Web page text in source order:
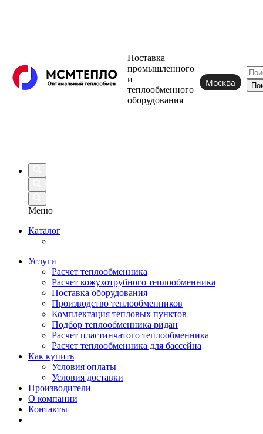
Поставка
промышленного
и
теплообменного
оборудования
Москва
Меню
Каталог
Услуги
Расчет теплообменника
Расчет кожухотрубного теплообменника
Поставка оборудования
Производство теплообменников
Комплектация тепловых пунктов
Подбор теплообменника ридан
Расчет пластинчатого теплообменника
Расчет теплообменника для бассейна
Как купить
Условия оплаты
Условия доставки
Производители
О компании
Контакты